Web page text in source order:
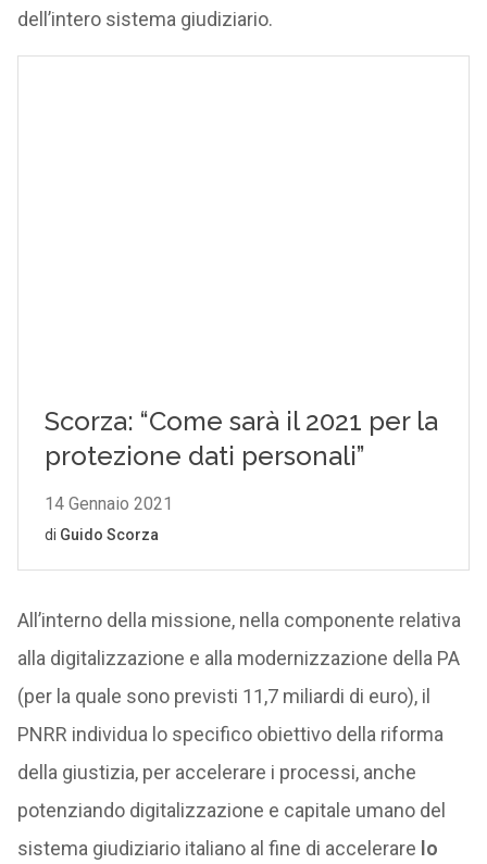
dell’intero sistema giudiziario.
All’interno della missione, nella componente relativa
alla digitalizzazione e alla modernizzazione della PA
(per la quale sono previsti 11,7 miliardi di euro), il
PNRR individua lo specifico obiettivo della riforma
della giustizia, per accelerare i processi, anche
potenziando digitalizzazione e capitale umano del
sistema giudiziario italiano al fine di accelerare lo